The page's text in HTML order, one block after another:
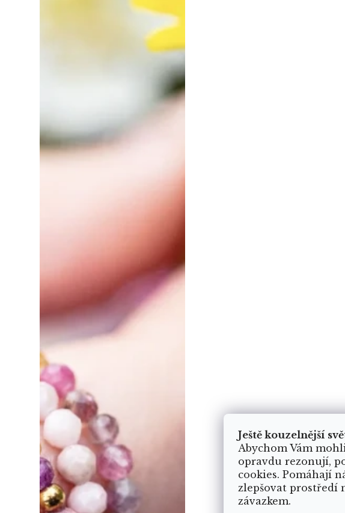
Ještě kouzelnější
Abychom Vám
opravdu rezonují,
cookies. Pomáhají
zlepšovat prostředí
závazkem.